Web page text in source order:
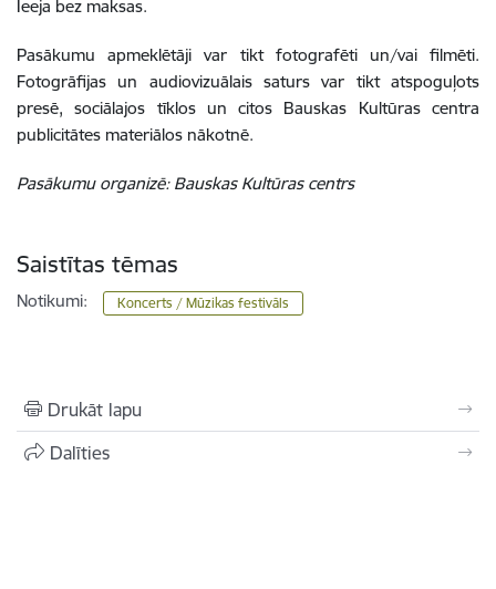
Ieeja bez maksas.
Pasākumu apmeklētāji var tikt fotografēti un/vai filmēti.
Fotogrāfijas un audiovizuālais saturs var tikt atspoguļots
presē, sociālajos tīklos un citos Bauskas Kultūras centra
publicitātes materiālos nākotnē.
Pasākumu organizē: Bauskas Kultūras centrs
Saistītas tēmas
Notikumi: Koncerts / Mūzikas festivāls
Drukāt lapu
Dalīties